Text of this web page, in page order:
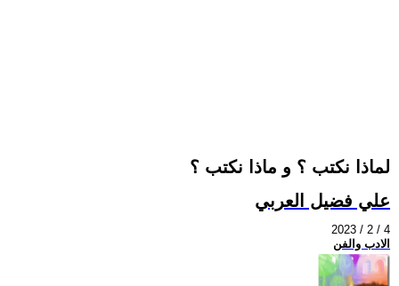
لماذا نكتب ؟ و ماذا نكتب ؟
علي فضيل العربي
2023 / 2 / 4
الادب والفن